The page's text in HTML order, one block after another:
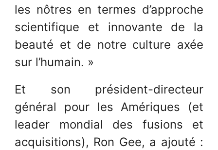
les nôtres en termes d’approche
scientifique et innovante de la
beauté et de notre culture axée
sur l’humain. »
Et son président-directeur
général pour les Amériques (et
leader mondial des fusions et
acquisitions), Ron Gee, a ajouté :